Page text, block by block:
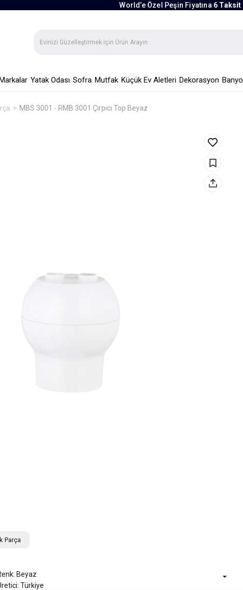
World’e Özel Peşin Fiyatına 6 Taksit
Yatak Odası Sofra Mutfak Küçük Ev Aletleri Dekorasyon Banyo
MBS 3001 - RMB 3001 Çırpıcı Top Beyaz
Parça
Beyaz
Türkiye